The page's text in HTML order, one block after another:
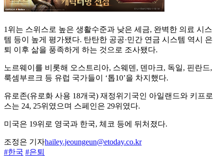
1위는 스위스로 높은 생활수준과 낮은 세금, 완벽한 의료 시스
템 등이 높게 평가됐다. 탄탄한 공공·민간 연금 시스템 역시 은
퇴 이후 삶을 풍족하게 하는 것으로 조사됐다.
노르웨이를 비롯해 오스트리아, 스웨덴, 덴마크, 독일, 핀란드,
룩셈부르크 등 유럽 국가들이 ‘톱10’을 차지했다.
유로존(유로화 사용 18개국) 재정위기국인 아일랜드와 키프로
스는 24, 25위였으며 스페인은 29위였다.
미국은 19위로 영국과 한국, 체코 등에 뒤처졌다.
조정은 기자hailey.jeoungeun@etoday.co.kr
#한국 #은퇴